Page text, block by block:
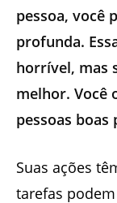
pessoa, você
profunda.
horrível, mas
melhor. Você
pessoas boas
Suas ações
tarefas